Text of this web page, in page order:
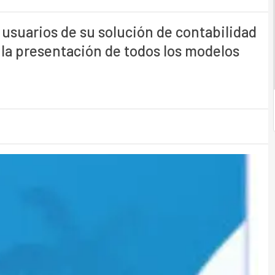
de su solución de contabilidad
presentación de todos los modelos